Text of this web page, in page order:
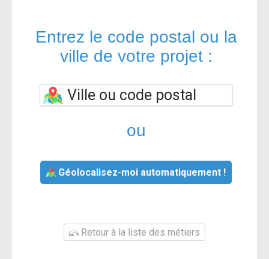
Entrez le code postal ou la
ville de votre projet :
ou
Géolocalisez-moi automatiquement !
Retour à la liste des métiers